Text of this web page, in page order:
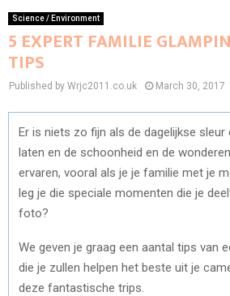
Science / Environment
5 EXPERT FAMILIE
TIPS
Published by Wrjc2011.co.uk March 30, 2017
Er is niets zo fijn als de dagelijkse sleur
laten en de schoonheid en de
ervaren, vooral als je je familie met je
leg je die speciale momenten die je
foto?
We geven je graag een aantal tips van
die je zullen helpen het beste uit je
deze fantastische trips.